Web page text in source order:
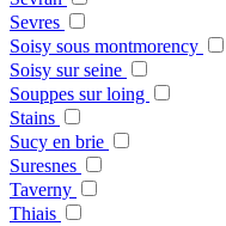
Sevres
Soisy sous montmorency
Soisy sur seine
Souppes sur loing
Stains
Sucy en brie
Suresnes
Taverny
Thiais